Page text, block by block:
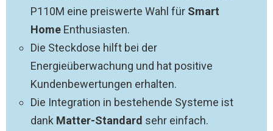
P110M eine preiswerte Wahl für Smart
Home Enthusiasten.
Die Steckdose hilft bei der
Energieüberwachung und hat positive
Kundenbewertungen erhalten.
Die Integration in bestehende Systeme ist
dank Matter-Standard sehr einfach.